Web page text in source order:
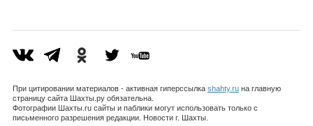
При цитировании материалов - активная гиперссылка shahty.ruна главную
страницу сайта Шахты.ру обязательна.
Фотографии Шахты.ru сайты и паблики могут использовать только с
письменного разрешения редакции. Новости г. Шахты.